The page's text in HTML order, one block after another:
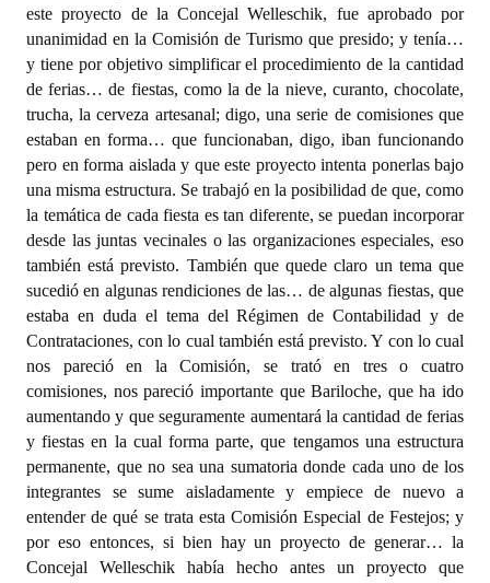
este proyecto de la Concejal Welleschik, fue aprobado por
unanimidad en la Comisión de Turismo que presido; y tenía…
y tiene por objetivo simplificar el procedimiento de la cantidad
de ferias… de fiestas, como la de la nieve, curanto, chocolate,
trucha, la cerveza artesanal; digo, una serie de comisiones que
estaban en forma… que funcionaban, digo, iban funcionando
pero en forma aislada y que este proyecto intenta ponerlas bajo
una misma estructura. Se trabajó en la posibilidad de que, como
la temática de cada fiesta es tan diferente, se puedan incorporar
desde las juntas vecinales o las organizaciones especiales, eso
también está previsto. También que quede claro un tema que
sucedió en algunas rendiciones de las… de algunas fiestas, que
estaba en duda el tema del Régimen de Contabilidad y de
Contrataciones, con lo cual también está previsto. Y con lo cual
nos pareció en la Comisión, se trató en tres o cuatro
comisiones, nos pareció importante que Bariloche, que ha ido
aumentando y que seguramente aumentará la cantidad de ferias
y fiestas en la cual forma parte, que tengamos una estructura
permanente, que no sea una sumatoria donde cada uno de los
integrantes se sume aisladamente y empiece de nuevo a
entender de qué se trata esta Comisión Especial de Festejos; y
por eso entonces, si bien hay un proyecto de generar… la
Concejal Welleschik había hecho antes un proyecto que